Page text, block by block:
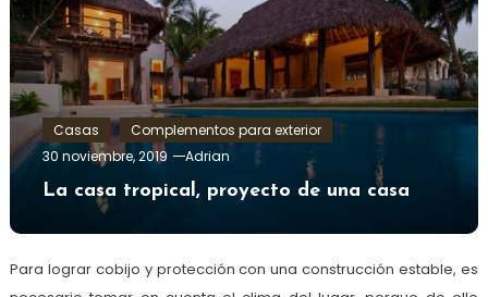
Casas
Complementos para exterior
30 noviembre, 2019
Adrian
La casa tropical, proyecto de una casa
Para lograr cobijo y protección con una construcción estable, es